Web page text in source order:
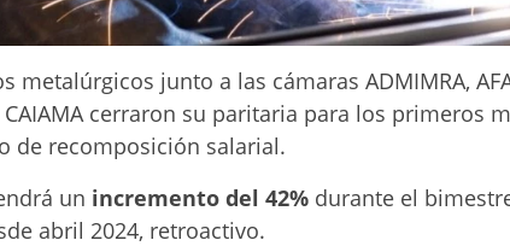
metalúrgicos junto a las cámaras ADMIMRA,
CAIAMA cerraron su paritaria para los primeros
de recomposición salarial.
un incremento del 42% durante el
abril 2024, retroactivo.